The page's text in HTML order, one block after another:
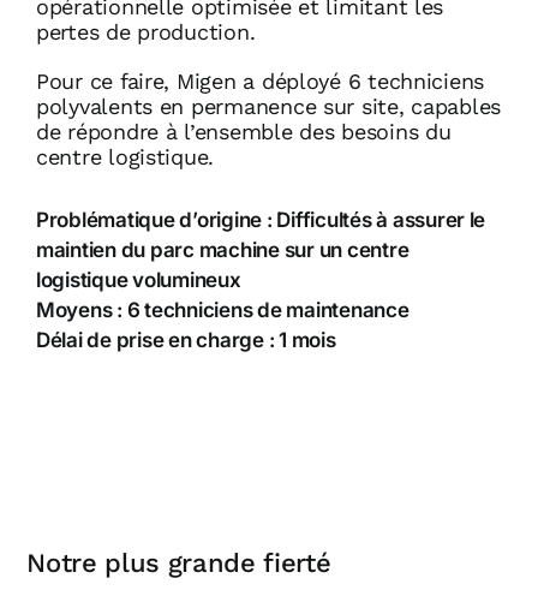
opérationnelle optimisée et limitant les
pertes de production.
Pour ce faire, Migen a déployé 6 techniciens
polyvalents en permanence sur site, capables
de répondre à l’ensemble des besoins du
centre logistique.
Problématique d’origine : Difficultés à assurer le
maintien du parc machine sur un centre
logistique volumineux
Moyens : 6 techniciens de maintenance
Délai de prise en charge : 1 mois
Notre plus grande fierté